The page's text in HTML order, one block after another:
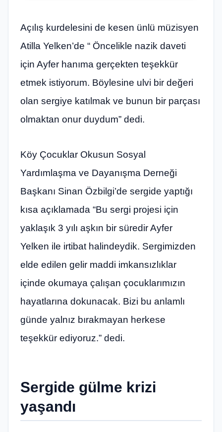
Açılış kurdelesini de kesen ünlü müzisyen
Atilla Yelken’de “ Öncelikle nazik daveti
için Ayfer hanıma gerçekten teşekkür
etmek istiyorum. Böylesine ulvi bir değeri
olan sergiye katılmak ve bunun bir parçası
olmaktan onur duydum” dedi.
Köy Çocuklar Okusun Sosyal
Yardımlaşma ve Dayanışma Derneği
Başkanı Sinan Özbilgi’de sergide yaptığı
kısa açıklamada “Bu sergi projesi için
yaklaşık 3 yılı aşkın bir süredir Ayfer
Yelken ile irtibat halindeydik. Sergimizden
elde edilen gelir maddi imkansızlıklar
içinde okumaya çalışan çocuklarımızın
hayatlarına dokunacak. Bizi bu anlamlı
günde yalnız bırakmayan herkese
teşekkür ediyoruz.” dedi.
Sergide gülme krizi
yaşandı